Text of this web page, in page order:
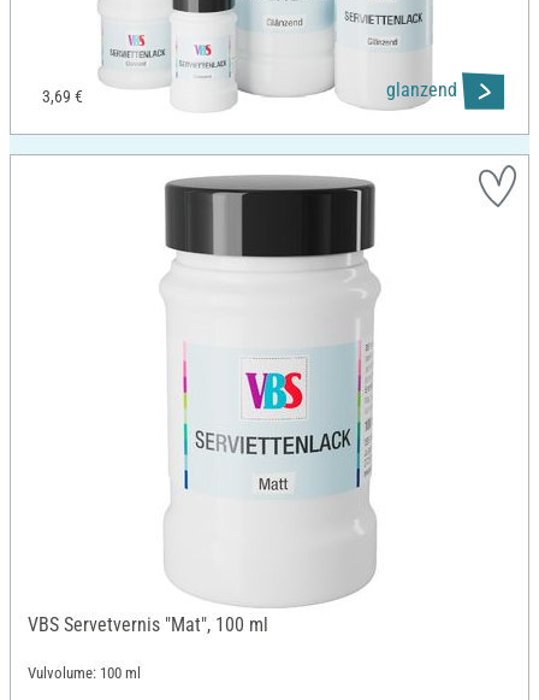
3,69 € glanzend
VBS Servetvernis "Mat", 100 ml
Vulvolume: 100 ml